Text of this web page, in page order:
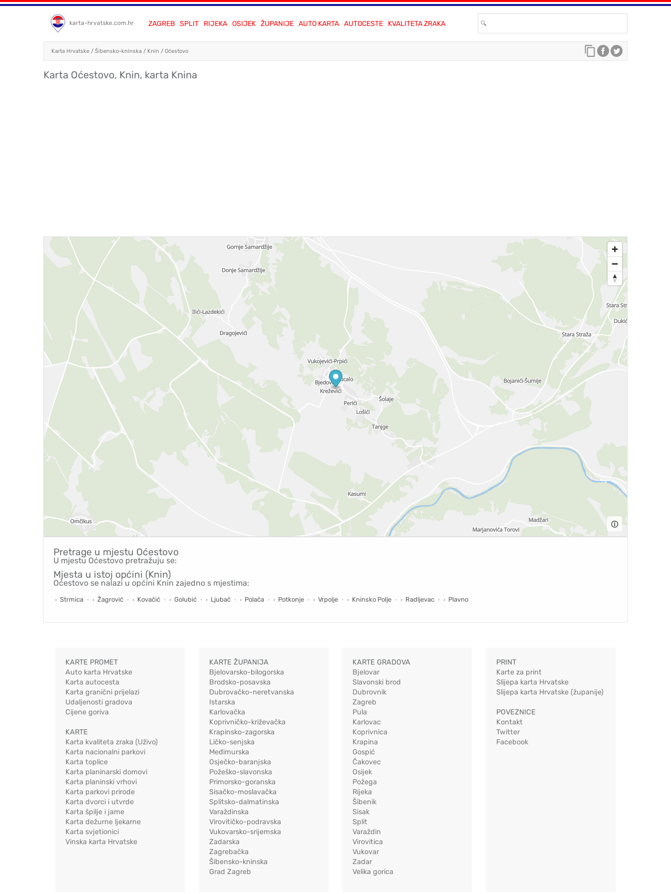
karta-hrvatske.com.hr ZAGREB SPLIT RIJEKA OSIJEK ŽUPANIJE AUTO KARTA AUTOCESTE KVALITETA ZRAKA
Karta Hrvatske / Šibensko-kninska / Knin / Oćestovo
Karta Oćestovo, Knin, karta Knina
ⓘ
Pretrage u mjestu Oćestovo
U mjestu Oćestovo pretražuju se:
Mjesta u istoj općini (Knin)
Oćestovo se nalazi u općini Knin zajedno s mjestima:
Strmica Žagrović Kovačić Golubić Ljubač Polača Potkonje Vrpolje Kninsko Polje Radljevac Plavno
KARTE PROMET
Auto karta Hrvatske
Karta autocesta
Karta granični prijelazi
Udaljenosti gradova
Cijene goriva
KARTE
Karta kvaliteta zraka (Uživo)
Karta nacionalni parkovi
Karta toplice
Karta planinarski domovi
Karta planinski vrhovi
Karta parkovi prirode
Karta dvorci i utvrde
Karta špilje i jame
Karta dežurne ljekarne
Karta svjetionici
Vinska karta Hrvatske
KARTE ŽUPANIJA
Bjelovarsko-bilogorska
Brodsko-posavska
Dubrovačko-neretvanska
Istarska
Karlovačka
Koprivničko-križevačka
Krapinsko-zagorska
Ličko-senjska
Međimurska
Osječko-baranjska
Požeško-slavonska
Primorsko-goranska
Sisačko-moslavačka
Splitsko-dalmatinska
Varaždinska
Virovitičko-podravska
Vukovarsko-srijemska
Zadarska
Zagrebačka
Šibensko-kninska
Grad Zagreb
KARTE GRADOVA
Bjelovar
Slavonski brod
Dubrovnik
Zagreb
Pula
Karlovac
Koprivnica
Krapina
Gospić
Čakovec
Osijek
Požega
Rijeka
Šibenik
Sisak
Split
Varaždin
Virovitica
Vukovar
Zadar
Velika gorica
PRINT
Karte za print
Slijepa karta Hrvatske
Slijepa karta Hrvatske (županije)
POVEZNICE
Kontakt
Twitter
Facebook